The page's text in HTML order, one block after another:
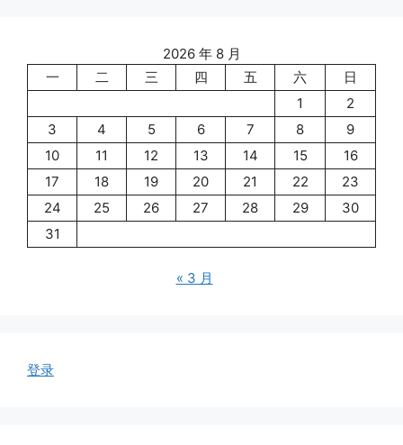
2026 年 8 月
一
二 三 四 五 六
日
1
2
3
4 5 6 7 8
9
10
11 12 13 14 15
16
17
18 19 20 21 22
23
24
25 26 27 28 29
30
31
« 3 月
登录